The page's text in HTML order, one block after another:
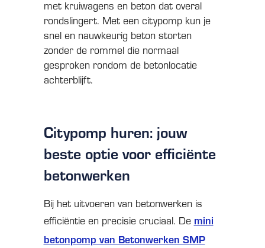
met kruiwagens en beton dat overal
rondslingert. Met een citypomp kun je
snel en nauwkeurig beton storten
zonder de rommel die normaal
gesproken rondom de betonlocatie
achterblijft.
Citypomp huren: jouw
beste optie voor efficiënte
betonwerken
Bij het uitvoeren van betonwerken is
efficiëntie en precisie cruciaal. De mini
betonpomp van Betonwerken SMP